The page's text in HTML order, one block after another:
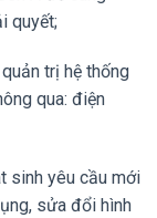
quyết;
trị hệ thống
qua: điện
yêu cầu mới
sửa đổi hình